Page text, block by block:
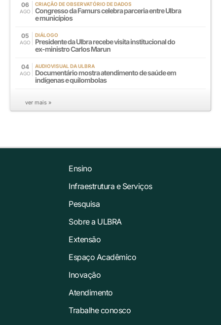
06
AGO
CRIAÇÃO DE OBSERVATÓRIO DE DADOS
Congresso da Famurs celebra parceria entre Ulbra
e municípios
05
AGO
DIÁLOGO
Presidente da Ulbra recebe visita institucional do
ex-ministro Carlos Marun
04
AGO
AUDIOVISUAL DA ULBRA
Documentário mostra atendimento de saúde em
indígenas e quilombolas
ver mais »
Ensino
Infraestrutura e Serviços
Pesquisa
Sobre a ULBRA
Extensão
Espaço Acadêmico
Inovação
Atendimento
Trabalhe conosco